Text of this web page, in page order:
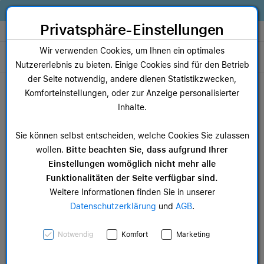
Zum Inhalt springen [AK + 0]
Zum Hauptmenü springen [AK + 1]
Zum Widget-Menü rechts springen [AK + 2]
Zum Hauptmenü springen [AK + 3]
Zum Hauptmenü (oben rechts) springen [AK + 4]
Zum Hauptmenü (unten rechts) springen [AK + 5]
Zum Hauptmenü (zentriert) springen [AK + 6]
Zum Meta-Menü oben (links) springen [AK + 7]
Zu den Inhalten im Fußbereich springen [AK + 8]
kaufen!
Store auswählen
Toggle navigation
Dein Warenkorb
Noch keine Artikel im Einkaufswagen.
ab 12,49 €
HomePod, mitternacht>
Privatsphäre-Einstellungen
Wir verwenden Cookies, um Ihnen ein optimales
Nutzererlebnis zu bieten. Einige Cookies sind für den Betrieb
der Seite notwendig, andere dienen Statistikzwecken,
Komforteinstellungen, oder zur Anzeige personalisierter
Inhalte.
Sie können selbst entscheiden, welche Cookies Sie zulassen
wollen. Bitte beachten Sie, dass aufgrund Ihrer
Einstellungen womöglich nicht mehr alle
Funktionalitäten der Seite verfügbar sind.
Weitere Informationen finden Sie in unserer
Datenschutzerklärung und AGB.
Notwendig Komfort Marketing